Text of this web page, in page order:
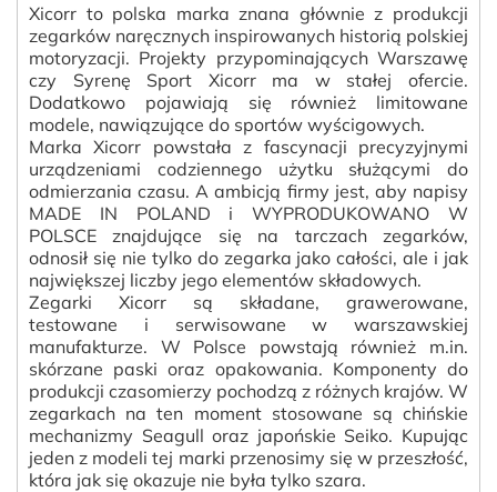
Xicorr to polska marka znana głównie z produkcji
zegarków naręcznych inspirowanych historią polskiej
motoryzacji. Projekty przypominających Warszawę
czy Syrenę Sport Xicorr ma w stałej ofercie.
Dodatkowo pojawiają się również limitowane
modele, nawiązujące do sportów wyścigowych.
Marka Xicorr powstała z fascynacji precyzyjnymi
urządzeniami codziennego użytku służącymi do
odmierzania czasu. A ambicją firmy jest, aby napisy
MADE IN POLAND i WYPRODUKOWANO W
POLSCE znajdujące się na tarczach zegarków,
odnosił się nie tylko do zegarka jako całości, ale i jak
największej liczby jego elementów składowych.
Zegarki Xicorr są składane, grawerowane,
testowane i serwisowane w warszawskiej
manufakturze. W Polsce powstają również m.in.
skórzane paski oraz opakowania. Komponenty do
produkcji czasomierzy pochodzą z różnych krajów. W
zegarkach na ten moment stosowane są chińskie
mechanizmy Seagull oraz japońskie Seiko. Kupując
jeden z modeli tej marki przenosimy się w przeszłość,
która jak się okazuje nie była tylko szara.